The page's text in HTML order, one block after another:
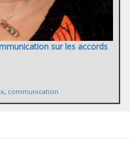
sur les accords
, communication